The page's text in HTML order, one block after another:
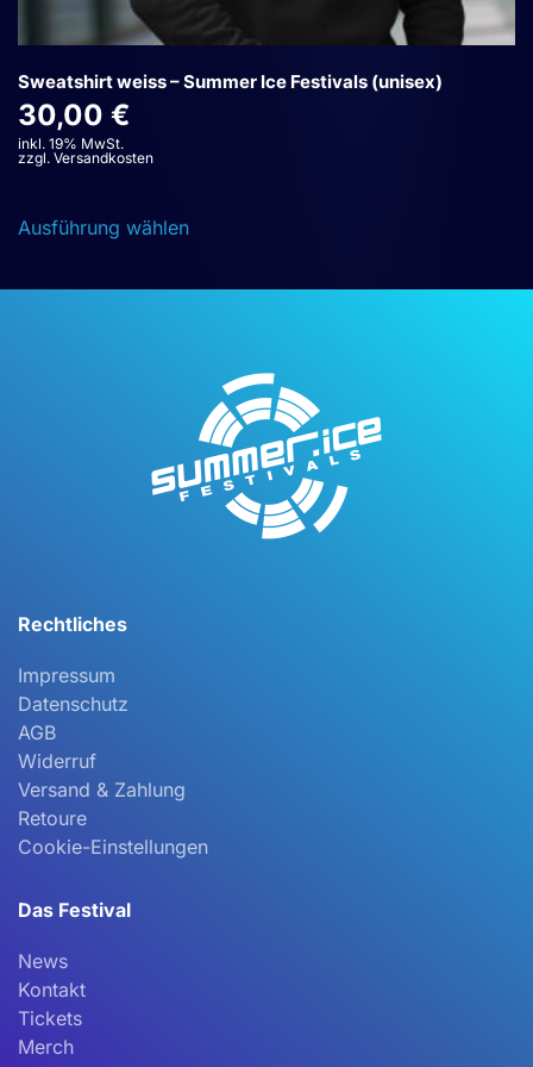
Sweatshirt weiss – Summer Ice Festivals (unisex)
30,00 €
inkl. 19% MwSt.
zzgl. Versandkosten
Ausführung wählenProdukt
mehrere
Optionen
können
auf
der
Produktseite
Rechtliches
Impressum
Datenschutz
AGB
Widerruf
Versand & Zahlung
Retoure
Cookie-Einstellungen
Das Festival
News
Kontakt
Tickets
Merch